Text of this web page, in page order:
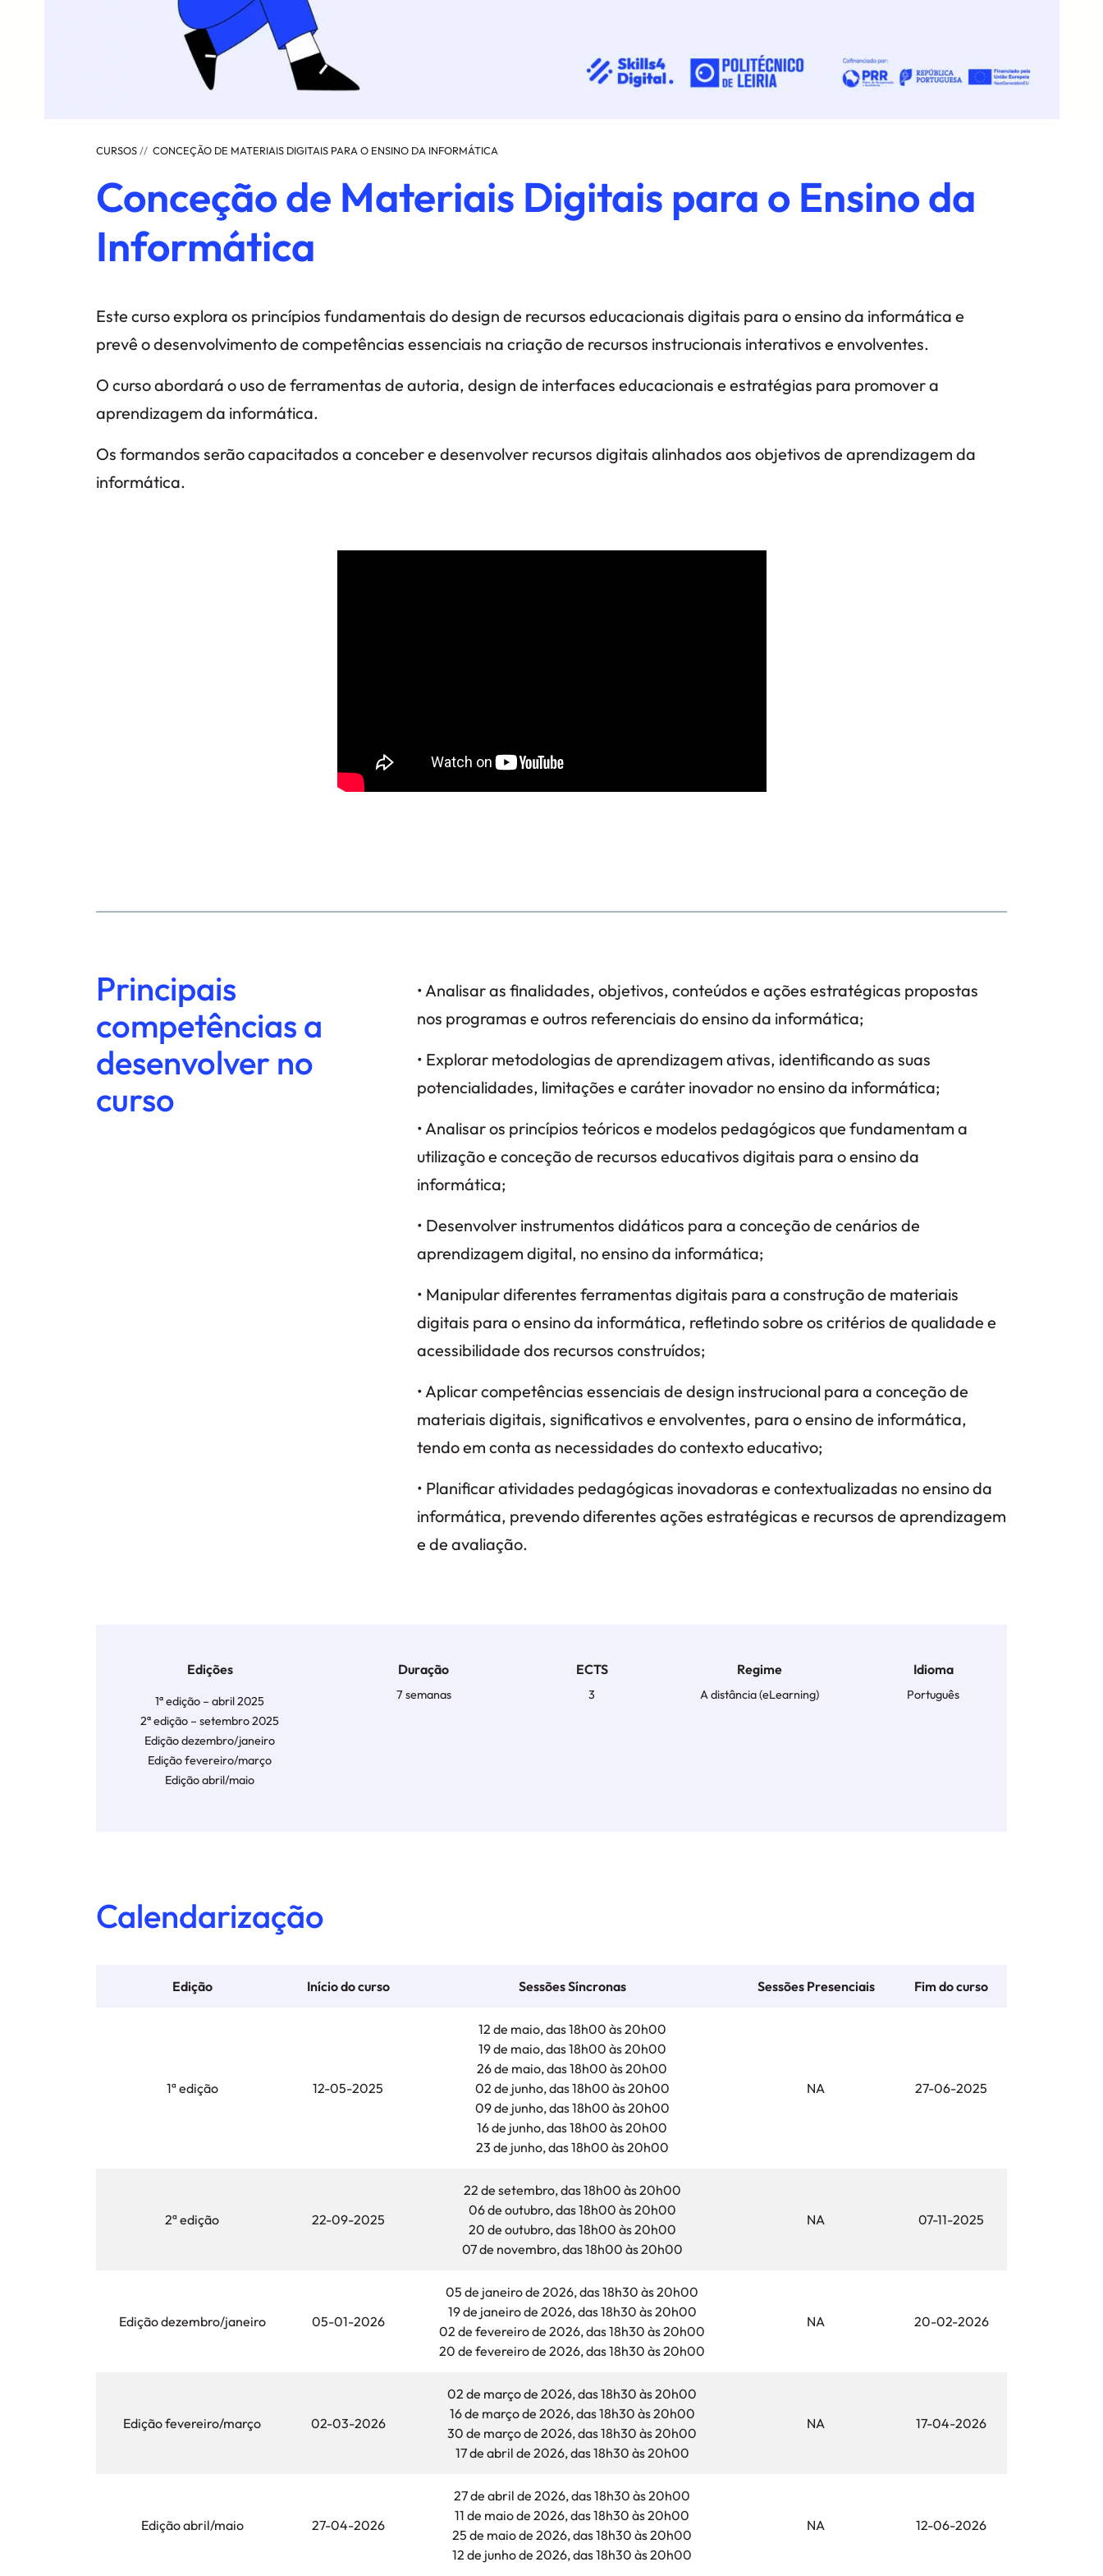
CURSOS CONCEÇÃO DE MATERIAIS DIGITAIS PARA O ENSINO DA INFORMÁTICA
Conceção de Materiais Digitais para o Ensino da
Informática
Este curso explora os princípios fundamentais do design de recursos educacionais digitais para o ensino da informática e
prevê o desenvolvimento de competências essenciais na criação de recursos instrucionais interativos e envolventes.
O curso abordará o uso de ferramentas de autoria, design de interfaces educacionais e estratégias para promover a
aprendizagem da informática.
Os formandos serão capacitados a conceber e desenvolver recursos digitais alinhados aos objetivos de aprendizagem da
informática.
Principais
competências a
desenvolver no
curso
• Analisar as finalidades, objetivos, conteúdos e ações estratégicas propostas
nos programas e outros referenciais do ensino da informática;
• Explorar metodologias de aprendizagem ativas, identificando as suas
potencialidades, limitações e caráter inovador no ensino da informática;
• Analisar os princípios teóricos e modelos pedagógicos que fundamentam a
utilização e conceção de recursos educativos digitais para o ensino da
informática;
• Desenvolver instrumentos didáticos para a conceção de cenários de
aprendizagem digital, no ensino da informática;
• Manipular diferentes ferramentas digitais para a construção de materiais
digitais para o ensino da informática, refletindo sobre os critérios de qualidade e
acessibilidade dos recursos construídos;
• Aplicar competências essenciais de design instrucional para a conceção de
materiais digitais, significativos e envolventes, para o ensino de informática,
tendo em conta as necessidades do contexto educativo;
• Planificar atividades pedagógicas inovadoras e contextualizadas no ensino da
informática, prevendo diferentes ações estratégicas e recursos de aprendizagem
e de avaliação.
Edições
1ª edição – abril 2025
2ª edição – setembro 2025
Edição dezembro/janeiro
Edição fevereiro/março
Edição abril/maio
Duração
7 semanas
ECTS
3
Regime
A distância (eLearning)
Idioma
Português
Calendarização
Edição Início do curso Sessões Síncronas Sessões Presenciais Fim do curso
1ª edição 12-05-2025
12 de maio, das 18h00 às 20h00
19 de maio, das 18h00 às 20h00
26 de maio, das 18h00 às 20h00
02 de junho, das 18h00 às 20h00
09 de junho, das 18h00 às 20h00
16 de junho, das 18h00 às 20h00
23 de junho, das 18h00 às 20h00
NA 27-06-2025
2ª edição 22-09-2025
22 de setembro, das 18h00 às 20h00
06 de outubro, das 18h00 às 20h00
20 de outubro, das 18h00 às 20h00
07 de novembro, das 18h00 às 20h00
NA 07-11-2025
Edição dezembro/janeiro 05-01-2026
05 de janeiro de 2026, das 18h30 às 20h00
19 de janeiro de 2026, das 18h30 às 20h00
02 de fevereiro de 2026, das 18h30 às 20h00
20 de fevereiro de 2026, das 18h30 às 20h00
NA 20-02-2026
Edição fevereiro/março 02-03-2026
02 de março de 2026, das 18h30 às 20h00
16 de março de 2026, das 18h30 às 20h00
30 de março de 2026, das 18h30 às 20h00
17 de abril de 2026, das 18h30 às 20h00
NA 17-04-2026
Edição abril/maio 27-04-2026
27 de abril de 2026, das 18h30 às 20h00
11 de maio de 2026, das 18h30 às 20h00
25 de maio de 2026, das 18h30 às 20h00
12 de junho de 2026, das 18h30 às 20h00
NA 12-06-2026